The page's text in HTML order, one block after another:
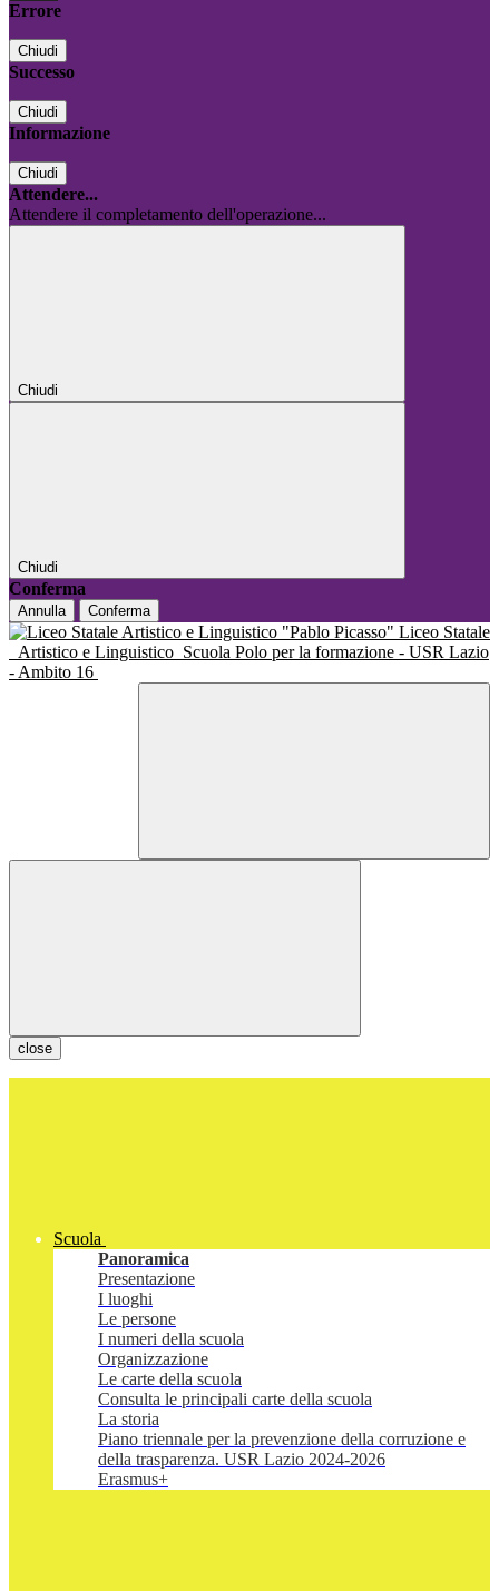
Errore
Chiudi
Successo
Chiudi
Informazione
Chiudi
Attendere...
Attendere il completamento dell'operazione...
Chiudi
Chiudi
Conferma
Annulla Conferma
Liceo Statale
Artistico e Linguistico Scuola Polo per la formazione - USR Lazio
- Ambito 16
close
Scuola
Panoramica
Presentazione
I luoghi
Le persone
I numeri della scuola
Organizzazione
Le carte della scuola
Consulta le principali carte della scuola
La storia
Piano triennale per la prevenzione della corruzione e
della trasparenza. USR Lazio 2024-2026
Erasmus+